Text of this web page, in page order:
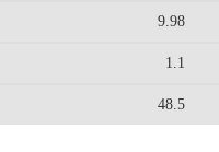
9.98
1.1
48.5